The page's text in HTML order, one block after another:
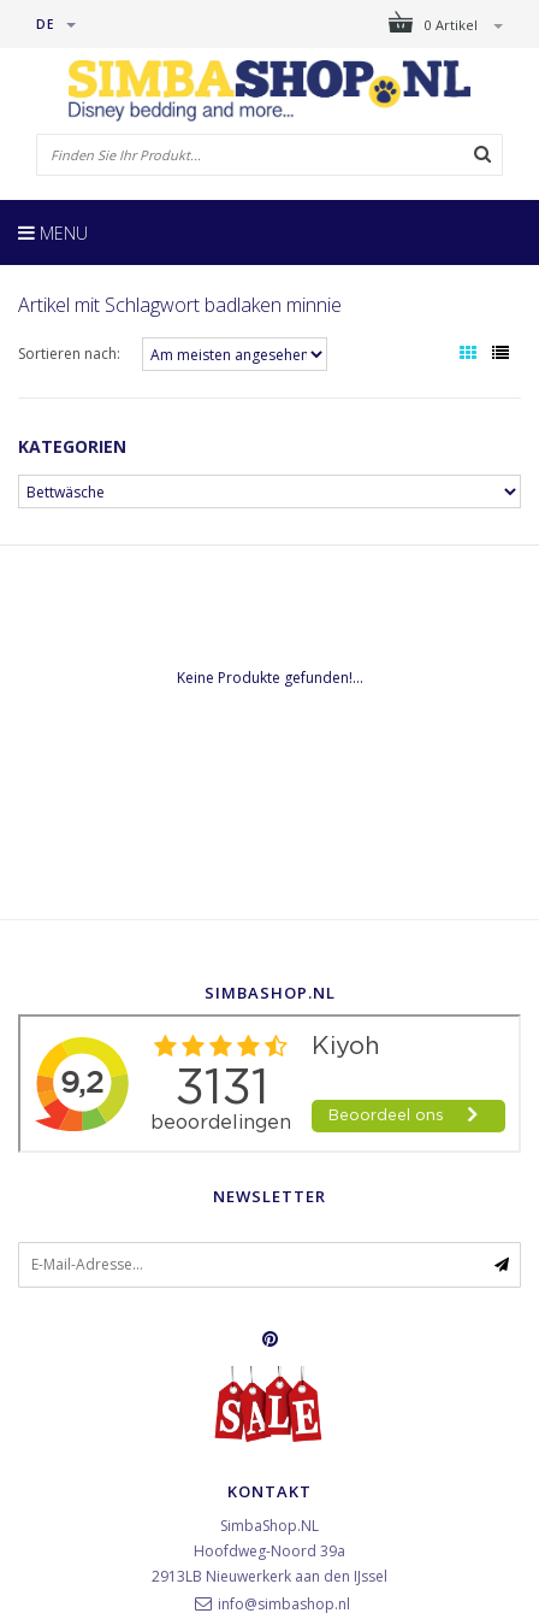
0 Artikel
DE
MENU
Artikel mit Schlagwort badlaken minnie
Sortieren nach:
KATEGORIEN
Keine Produkte gefunden!...
SIMBASHOP.NL
NEWSLETTER
KONTAKT
SimbaShop.NL
Hoofdweg-Noord 39a
2913LB Nieuwerkerk aan den IJssel
info@simbashop.nl